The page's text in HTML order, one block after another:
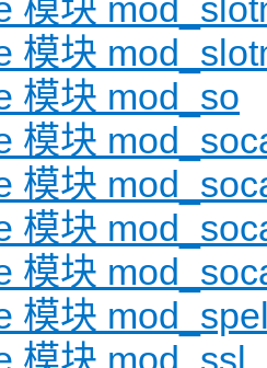
模块
模块
模块 mod_so
模块
模块
模块
模块
模块
模块 mod_ssl